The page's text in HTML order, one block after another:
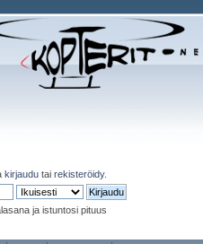
kirjaudu tai rekisteröidy.
ja istuntosi pituus